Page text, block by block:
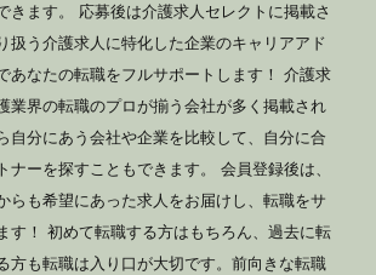
きます。 応募後は介護求人セレクトに掲載さ
扱う介護求人に特化した企業のキャリアアド
あなたの転職をフルサポートします！ 介護求
業界の転職のプロが揃う会社が多く掲載され
自分にあう会社や企業を比較して、自分に合
ナーを探すこともできます。 会員登録後は、
らも希望にあった求人をお届けし、転職をサ
す！ 初めて転職する方はもちろん、過去に転
方も転職は入り口が大切です。前向きな転職